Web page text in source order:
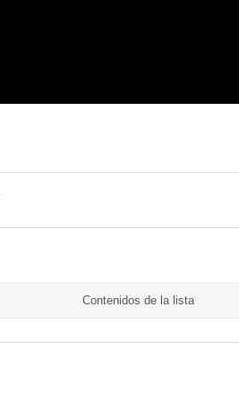
Contenidos de la lista